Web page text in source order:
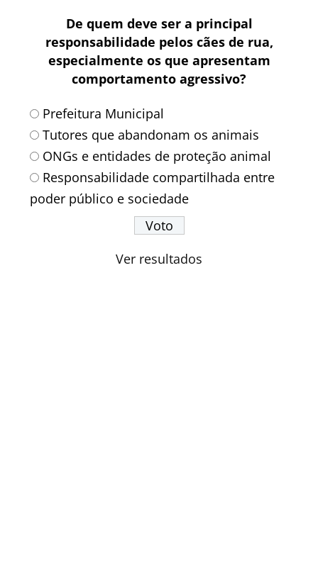
De quem deve ser a principal
responsabilidade pelos cães de rua,
especialmente os que apresentam
comportamento agressivo?
Prefeitura Municipal
Tutores que abandonam os animais
ONGs e entidades de proteção animal
Responsabilidade compartilhada entre
poder público e sociedade
Ver resultados